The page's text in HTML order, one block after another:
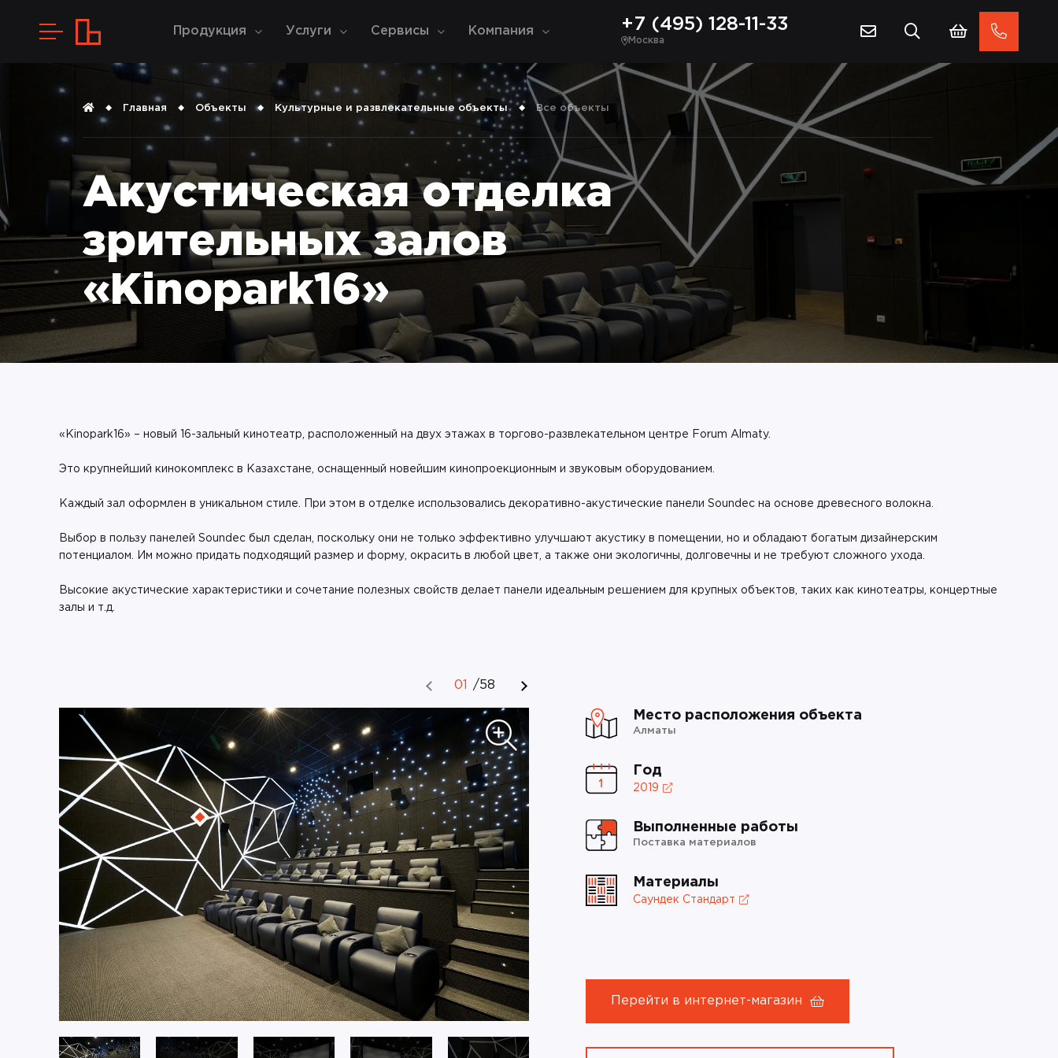
Продукция Услуги Сервисы Компания +7 (495) 128-11-33
Москва
Главная Объекты Культурные и развлекательные объекты Все объекты
Акустическая отделка
зрительных залов
«Kinopark16»
«Kinopark16» – новый 16-зальный кинотеатр, расположенный на двух этажах в торгово-развлекательном центре Forum Almaty.
Это крупнейший кинокомплекс в Казахстане, оснащенный новейшим кинопроекционным и звуковым оборудованием.
Каждый зал оформлен в уникальном стиле. При этом в отделке использовались декоративно-акустические панели Soundec на основе древесного волокна.
Выбор в пользу панелей Soundec был сделан, поскольку они не только эффективно улучшают акустику в помещении, но и обладают богатым дизайнерским
потенциалом. Им можно придать подходящий размер и форму, окрасить в любой цвет, а также они экологичны, долговечны и не требуют сложного ухода.
Высокие акустические характеристики и сочетание полезных свойств делает панели идеальным решением для крупных объектов, таких как кинотеатры, концертные
залы и т.д.
01 /58
Место расположения объекта
Алматы
Год
2019
Выполненные работы
Поставка материалов
Материалы
Саундек Стандарт
Перейти в интернет-магазин